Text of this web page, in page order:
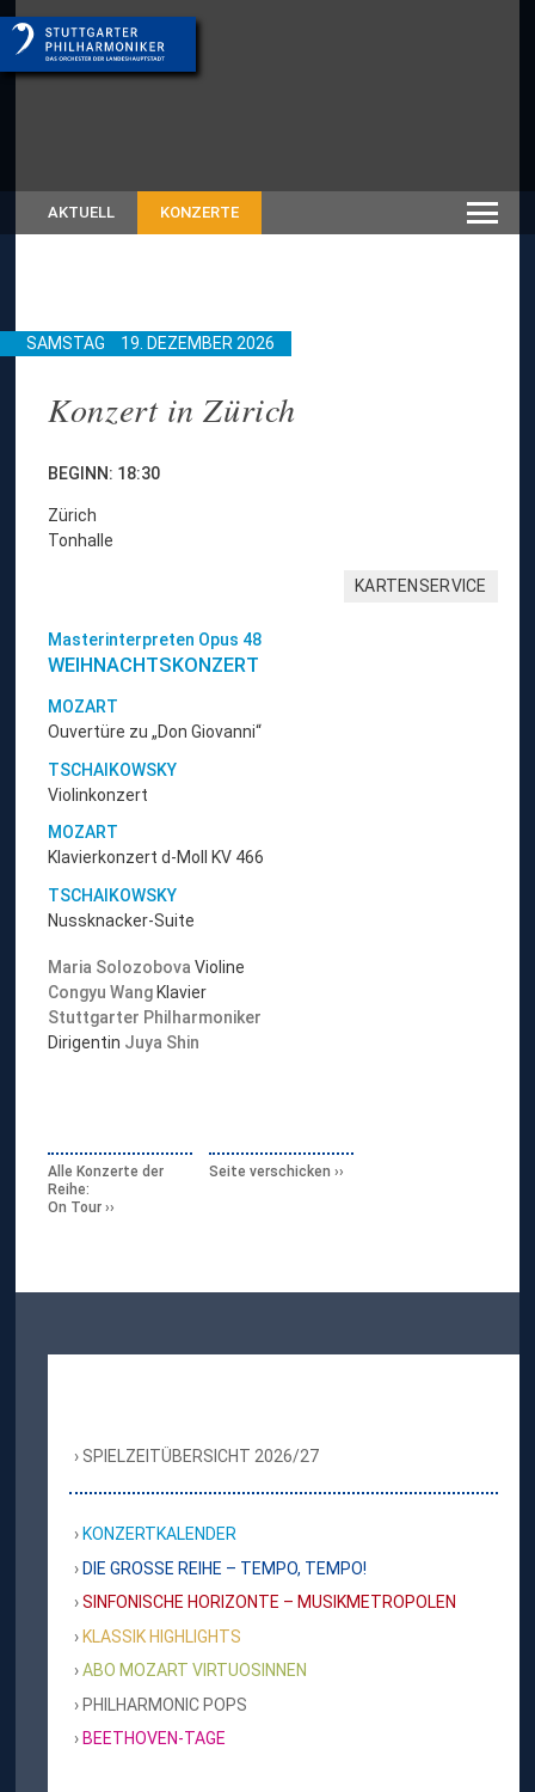
AKTUELL KONZERTE
SAMSTAG 19. DEZEMBER 2026
Konzert in Zürich
BEGINN: 18:30
Zürich
Tonhalle
KARTENSERVICE
Masterinterpreten Opus 48
WEIHNACHTSKONZERT
MOZART
Ouvertüre zu „Don Giovanni“
TSCHAIKOWSKY
Violinkonzert
MOZART
Klavierkonzert d-Moll KV 466
TSCHAIKOWSKY
Nussknacker-Suite
Maria SolozobovaVioline
Congyu WangKlavier
Stuttgarter Philharmoniker
Dirigentin Juya Shin
Alle Konzerte der
Reihe:
On Tour
Seite verschicken
SPIELZEITÜBERSICHT 2026/27
KONZERTKALENDER
DIE GROSSE REIHE – TEMPO, TEMPO!
SINFONISCHE HORIZONTE – MUSIKMETROPOLEN
KLASSIK HIGHLIGHTS
ABO MOZART VIRTUOSINNEN
PHILHARMONIC POPS
BEETHOVEN-TAGE